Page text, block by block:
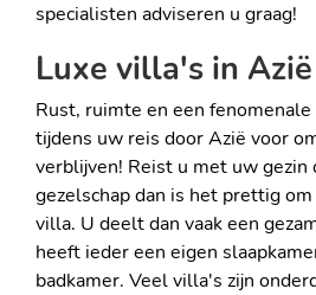
specialisten adviseren u graag!
Luxe villa's in Azië
Rust, ruimte en een
tijdens uw reis door Azië voor
verblijven! Reist u met uw gezin
gezelschap dan is het prettig
villa. U deelt dan vaak een
heeft ieder een eigen
badkamer. Veel villa's zijn